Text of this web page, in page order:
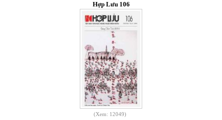
Hợp Lưu 106
(Xem: 12049)